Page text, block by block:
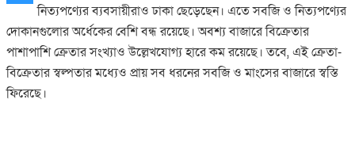
নিত্যপণ্যের ব্যবসায়ীরাও ঢাকা ছেড়েছেন। এতে সবজি ও নিত্যপণ্যের
দোকানগুলোর অর্ধেকের বেশি বন্ধ রয়েছে। অবশ্য বাজারে বিক্রেতার
পাশাপাশি ক্রেতার সংখ্যাও উল্লেখযোগ্য হারে কম রয়েছে। তবে, এই ক্রেতা-
বিক্রেতার স্বল্পতার মধ্যেও প্রায় সব ধরনের সবজি ও মাংসের বাজারে স্বস্তি
ফিরেছে।